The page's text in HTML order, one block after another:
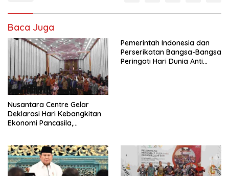
Baca Juga
Nusantara Centre Gelar
Deklarasi Hari Kebangkitan
Ekonomi Pancasila,
Penjajahan (Pergolakan
Ekonomi Politik Indonesia) &
Simposium Nasional “Urgensi
Pemerintah Indonesia dan
Perserikatan Bangsa-Bangsa
Peringati Hari Dunia Anti